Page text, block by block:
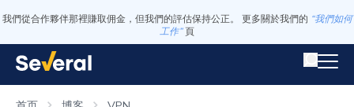
我們從合作夥伴那裡賺取佣金，但我們的評估保持公正。 更多關於我們的 “我們如何
工作” 頁